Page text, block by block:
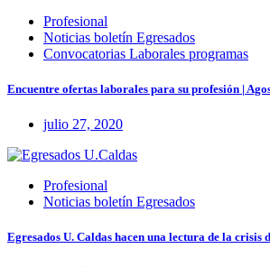
Profesional
Noticias boletín Egresados
Convocatorias Laborales programas
Encuentre ofertas laborales para su profesión |
julio 27, 2020
Profesional
Noticias boletín Egresados
Egresados U. Caldas hacen una lectura de la crisis